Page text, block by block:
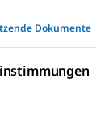
Dokumente